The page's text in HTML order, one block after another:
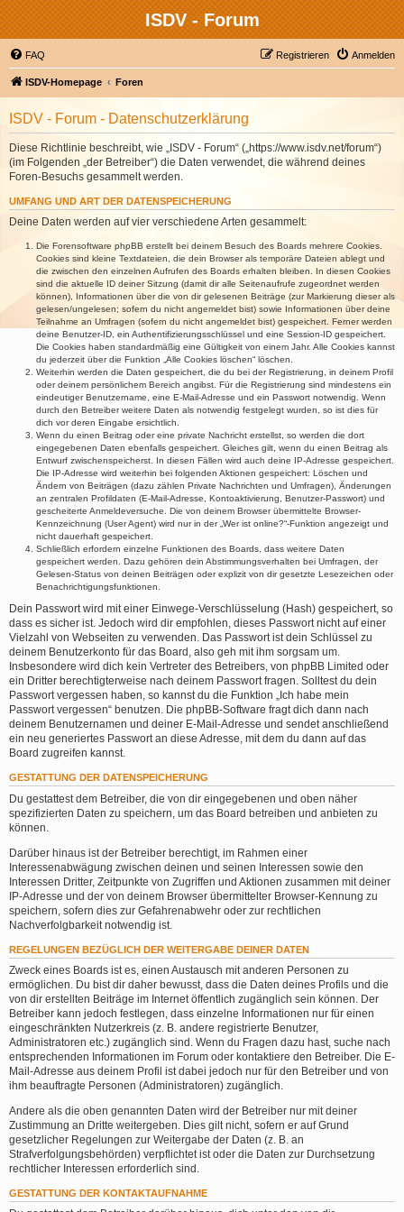
ISDV - Forum
FAQ Anmelden
Registrieren
ISDV-Homepage Foren
ISDV - Forum - Datenschutzerklärung
Diese Richtlinie beschreibt, wie „ISDV - Forum“ („https://www.isdv.net/forum“)
(im Folgenden „der Betreiber“) die Daten verwendet, die während deines
Foren-Besuchs gesammelt werden.
UMFANG UND ART DER DATENSPEICHERUNG
Deine Daten werden auf vier verschiedene Arten gesammelt:
Die Forensoftware phpBB erstellt bei deinem Besuch des Boards mehrere Cookies.
Cookies sind kleine Textdateien, die dein Browser als temporäre Dateien ablegt und
die zwischen den einzelnen Aufrufen des Boards erhalten bleiben. In diesen Cookies
sind die aktuelle ID deiner Sitzung (damit dir alle Seitenaufrufe zugeordnet werden
können), Informationen über die von dir gelesenen Beiträge (zur Markierung dieser als
gelesen/ungelesen; sofern du nicht angemeldet bist) sowie Informationen über deine
Teilnahme an Umfragen (sofern du nicht angemeldet bist) gespeichert. Ferner werden
deine Benutzer-ID, ein Authentifizierungsschlüssel und eine Session-ID gespeichert.
Die Cookies haben standardmäßig eine Gültigkeit von einem Jahr. Alle Cookies kannst
du jederzeit über die Funktion „Alle Cookies löschen“ löschen.
Weiterhin werden die Daten gespeichert, die du bei der Registrierung, in deinem Profil
oder deinem persönlichem Bereich angibst. Für die Registrierung sind mindestens ein
eindeutiger Benutzername, eine E-Mail-Adresse und ein Passwort notwendig. Wenn
durch den Betreiber weitere Daten als notwendig festgelegt wurden, so ist dies für
dich vor deren Eingabe ersichtlich.
Wenn du einen Beitrag oder eine private Nachricht erstellst, so werden die dort
eingegebenen Daten ebenfalls gespeichert. Gleiches gilt, wenn du einen Beitrag als
Entwurf zwischenspeicherst. In diesen Fällen wird auch deine IP-Adresse gespeichert.
Die IP-Adresse wird weiterhin bei folgenden Aktionen gespeichert: Löschen und
Ändern von Beiträgen (dazu zählen Private Nachrichten und Umfragen), Änderungen
an zentralen Profildaten (E-Mail-Adresse, Kontoaktivierung, Benutzer-Passwort) und
gescheiterte Anmeldeversuche. Die von deinem Browser übermittelte Browser-
Kennzeichnung (User Agent) wird nur in der „Wer ist online?“-Funktion angezeigt und
nicht dauerhaft gespeichert.
Schließlich erfordern einzelne Funktionen des Boards, dass weitere Daten
gespeichert werden. Dazu gehören dein Abstimmungsverhalten bei Umfragen, der
Gelesen-Status von deinen Beiträgen oder explizit von dir gesetzte Lesezeichen oder
Benachrichtigungsfunktionen.
Dein Passwort wird mit einer Einwege-Verschlüsselung (Hash) gespeichert, so
dass es sicher ist. Jedoch wird dir empfohlen, dieses Passwort nicht auf einer
Vielzahl von Webseiten zu verwenden. Das Passwort ist dein Schlüssel zu
deinem Benutzerkonto für das Board, also geh mit ihm sorgsam um.
Insbesondere wird dich kein Vertreter des Betreibers, von phpBB Limited oder
ein Dritter berechtigterweise nach deinem Passwort fragen. Solltest du dein
Passwort vergessen haben, so kannst du die Funktion „Ich habe mein
Passwort vergessen“ benutzen. Die phpBB-Software fragt dich dann nach
deinem Benutzernamen und deiner E-Mail-Adresse und sendet anschließend
ein neu generiertes Passwort an diese Adresse, mit dem du dann auf das
Board zugreifen kannst.
GESTATTUNG DER DATENSPEICHERUNG
Du gestattest dem Betreiber, die von dir eingegebenen und oben näher
spezifizierten Daten zu speichern, um das Board betreiben und anbieten zu
können.
Darüber hinaus ist der Betreiber berechtigt, im Rahmen einer
Interessenabwägung zwischen deinen und seinen Interessen sowie den
Interessen Dritter, Zeitpunkte von Zugriffen und Aktionen zusammen mit deiner
IP-Adresse und der von deinem Browser übermittelter Browser-Kennung zu
speichern, sofern dies zur Gefahrenabwehr oder zur rechtlichen
Nachverfolgbarkeit notwendig ist.
REGELUNGEN BEZÜGLICH DER WEITERGABE DEINER DATEN
Zweck eines Boards ist es, einen Austausch mit anderen Personen zu
ermöglichen. Du bist dir daher bewusst, dass die Daten deines Profils und die
von dir erstellten Beiträge im Internet öffentlich zugänglich sein können. Der
Betreiber kann jedoch festlegen, dass einzelne Informationen nur für einen
eingeschränkten Nutzerkreis (z. B. andere registrierte Benutzer,
Administratoren etc.) zugänglich sind. Wenn du Fragen dazu hast, suche nach
entsprechenden Informationen im Forum oder kontaktiere den Betreiber. Die E-
Mail-Adresse aus deinem Profil ist dabei jedoch nur für den Betreiber und von
ihm beauftragte Personen (Administratoren) zugänglich.
Andere als die oben genannten Daten wird der Betreiber nur mit deiner
Zustimmung an Dritte weitergeben. Dies gilt nicht, sofern er auf Grund
gesetzlicher Regelungen zur Weitergabe der Daten (z. B. an
Strafverfolgungsbehörden) verpflichtet ist oder die Daten zur Durchsetzung
rechtlicher Interessen erforderlich sind.
GESTATTUNG DER KONTAKTAUFNAHME